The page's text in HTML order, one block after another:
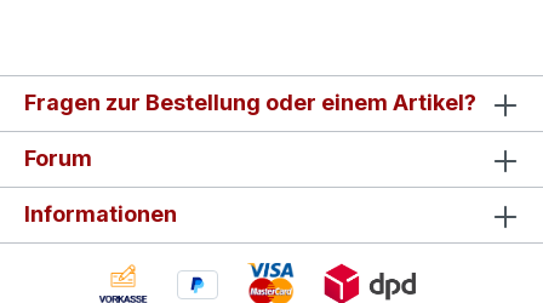
Fragen zur Bestellung oder einem Artikel?
Forum
Informationen